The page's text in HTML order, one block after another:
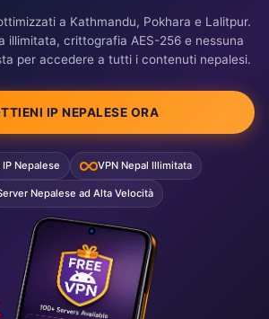
a Kathmandu, Pokhara e Lalitpur.
illimitata, crittografia AES-256 e nessuna
per accedere a tutti i contenuti nepalesi.
IP NEPALESE ORA
Nepalese VPN Nepal Illimitata
Nepalese ad Alta Velocità